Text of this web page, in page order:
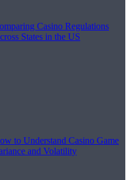
Casino Regulations
States in the US
to Understand Casino Game
and Volatility